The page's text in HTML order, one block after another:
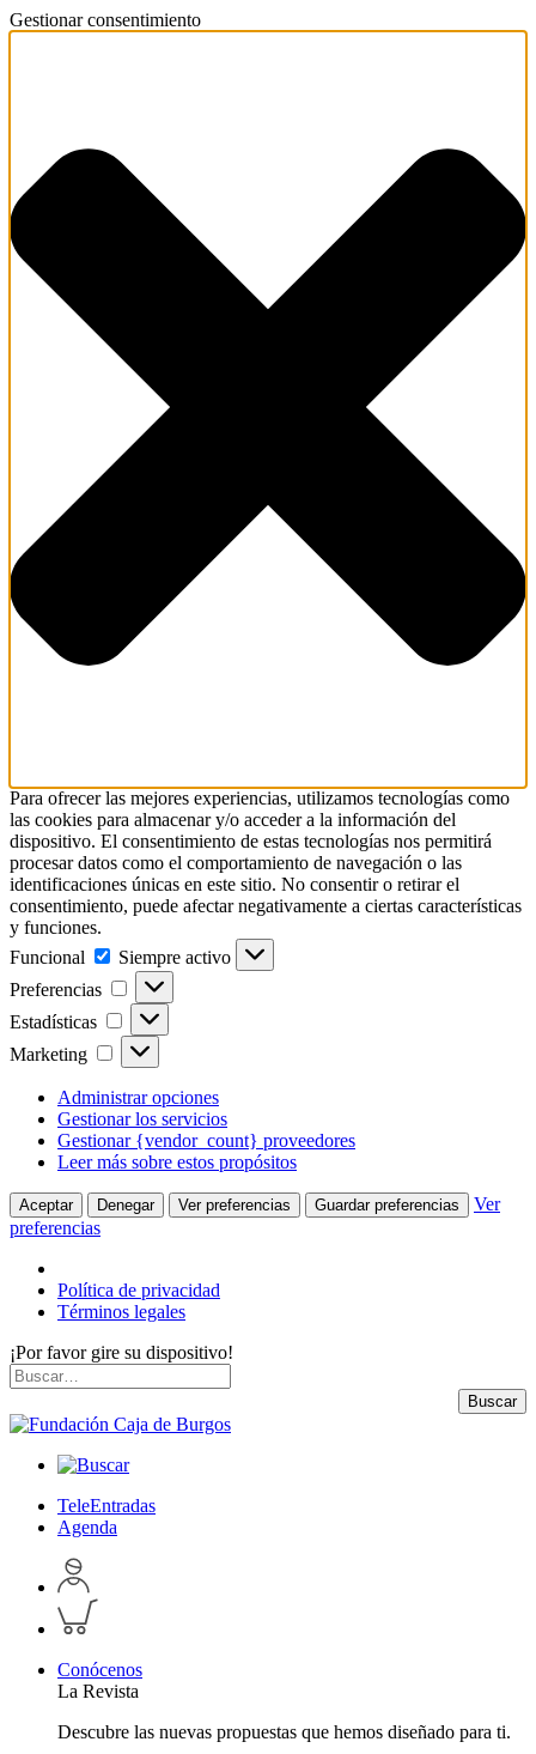
Gestionar consentimiento
Para ofrecer las mejores experiencias, utilizamos tecnologías como
las cookies para almacenar y/o acceder a la información del
dispositivo. El consentimiento de estas tecnologías nos permitirá
procesar datos como el comportamiento de navegación o las
identificaciones únicas en este sitio. No consentir o retirar el
consentimiento, puede afectar negativamente a ciertas características
y funciones.
Funcional
Funcional
Siempre activo
Preferencias
Preferencias
Estadísticas Estadísticas
Marketing Marketing
Administrar opciones
Gestionar los servicios
Gestionar {vendor_count} proveedores
Leer más sobre estos propósitos
Aceptar Denegar Ver preferencias Guardar preferencias
Ver
preferencias
Política de privacidad
Términos legales
¡Por favor gire su dispositivo!
Skip
to
content
Buscar
por:
Buscar
TeleEntradas
Agenda
Acceder
a
perfil
personal
Inspeccionar
carrito
Conócenos
La Revista
Descubre las nuevas propuestas que hemos diseñado para ti.